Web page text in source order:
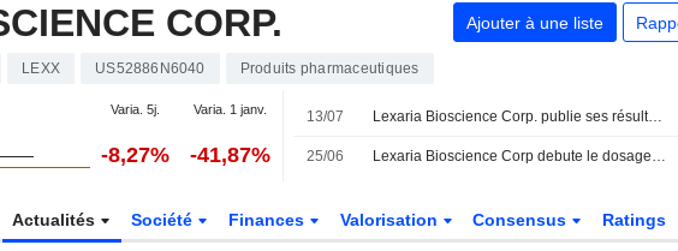
CORP. Ajouter à une liste
LEXX US52886N6040 Produits pharmaceutiques
Varia. 5j. Varia. 1 janv.
-8,27% -41,87%
13/07 Lexaria Bioscience Corp. publie ses résultats pour le troisième trimestre et les neuf mois clos le 31 mai 2026
25/06 Lexaria Bioscience Corp debute le dosage de son etude pilote humaine GLP-1-H26-7 evaluant les compositions DehydraTECH-Semaglutide face aux comprimes Wegovy
Actualités Société Finances Valorisation Consensus Ratings